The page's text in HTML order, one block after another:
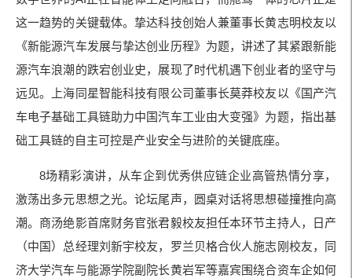
这一趋势的关键载体。挚达科技创始人兼董事长黄志明校友以
《新能源汽车发展与挚达创业历程》为题，讲述了其紧跟新能
源汽车浪潮的跌宕创业史，展现了时代机遇下创业者的坚守与
远见。上海同星智能科技有限公司董事长莫莽校友以《国产汽
车电子基础工具链助力中国汽车工业由大变强》为题，指出基
础工具链的自主可控是产业安全与进阶的关键底座。
8场精彩演讲，从车企到优秀供应链企业高管热情分享，
激荡出多元思想之光。论坛尾声，圆桌对话将思想碰撞推向高
潮。商汤绝影首席财务官张君毅校友担任本环节主持人，日产
（中国）总经理刘新宇校友，罗兰贝格合伙人施志刚校友，同
济大学汽车与能源学院副院长黄岩军等嘉宾围绕合资车企如何